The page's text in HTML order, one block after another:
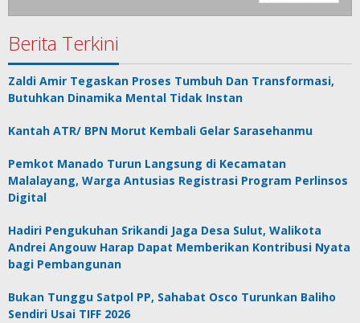
Berita Terkini
Zaldi Amir Tegaskan Proses Tumbuh Dan Transformasi,
Butuhkan Dinamika Mental Tidak Instan
Kantah ATR/ BPN Morut Kembali Gelar Sarasehanmu
Pemkot Manado Turun Langsung di Kecamatan
Malalayang, Warga Antusias Registrasi Program Perlinsos
Digital
Hadiri Pengukuhan Srikandi Jaga Desa Sulut, Walikota
Andrei Angouw Harap Dapat Memberikan Kontribusi Nyata
bagi Pembangunan
Bukan Tunggu Satpol PP, Sahabat Osco Turunkan Baliho
Sendiri Usai TIFF 2026